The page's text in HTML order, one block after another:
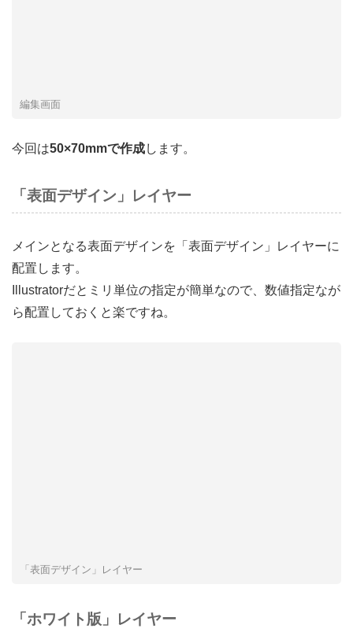
編集画面
今回は50×70mmで作成します。
「表面デザイン」レイヤー
メインとなる表面デザインを「表面デザイン」レイヤーに
配置します。
Illustratorだとミリ単位の指定が簡単なので、数値指定なが
ら配置しておくと楽ですね。
「表面デザイン」レイヤー
「ホワイト版」レイヤー